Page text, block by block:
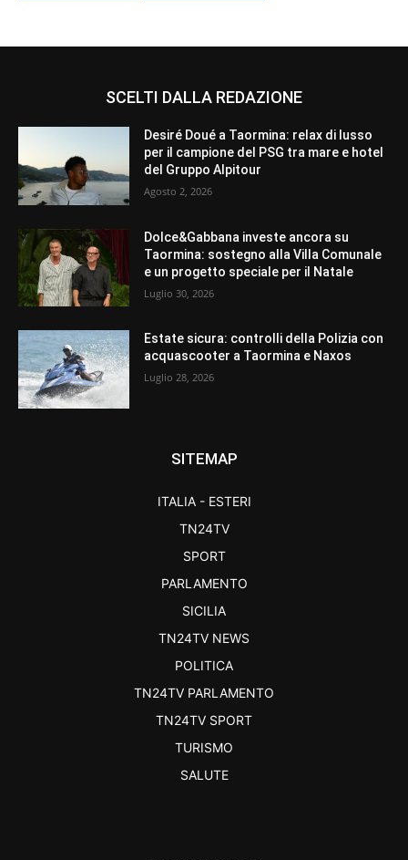
SCELTI DALLA REDAZIONE
Desiré Doué a Taormina: relax di lusso
per il campione del PSG tra mare e hotel
del Gruppo Alpitour
Agosto 2, 2026
Dolce&Gabbana investe ancora su
Taormina: sostegno alla Villa Comunale
e un progetto speciale per il Natale
Luglio 30, 2026
Estate sicura: controlli della Polizia con
acquascooter a Taormina e Naxos
Luglio 28, 2026
SITEMAP
ITALIA - ESTERI
TN24TV
SPORT
PARLAMENTO
SICILIA
TN24TV NEWS
POLITICA
TN24TV PARLAMENTO
TN24TV SPORT
TURISMO
SALUTE